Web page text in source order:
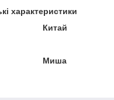
характеристики
Китай
Миша